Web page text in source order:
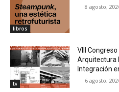
libros
8 agosto,
tv
VIII
Arquitectura
Integración
6 agosto,